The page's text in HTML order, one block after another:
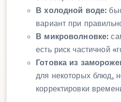
В холодной воде:
вариант при
В микроволновке:
есть риск частичной
Готовка из
для некоторых блюд,
корректировки